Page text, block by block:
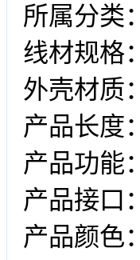
所属分类
线材规格
外壳材质
产品长度
产品功能
产品接口
产品颜色